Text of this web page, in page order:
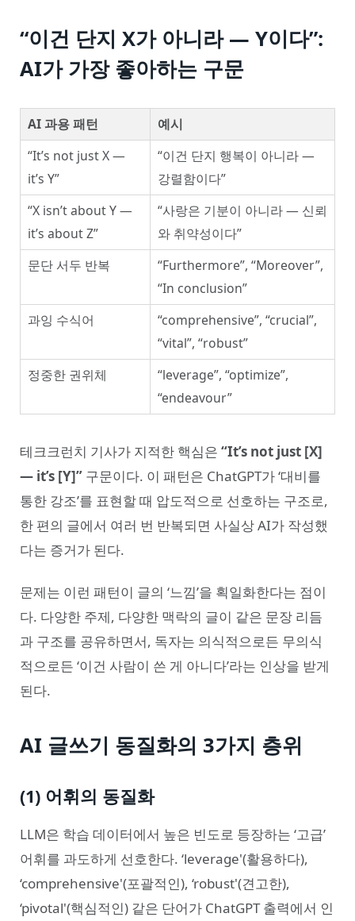
“이건 단지 X가 아니라 — Y이다”:
AI가 가장 좋아하는 구문
AI 과용 패턴
예시
“It’s not just X —
it’s Y”
“이건 단지 행복이 아니라 —
강렬함이다”
“X isn’t about Y —
it’s about Z”
“사랑은 기분이 아니라 — 신뢰
와 취약성이다”
문단 서두 반복
“Furthermore”, “Moreover”,
“In conclusion”
과잉 수식어
“comprehensive”, “crucial”,
“vital”, “robust”
정중한 권위체
“leverage”, “optimize”,
“endeavour”
테크크런치 기사가 지적한 핵심은 “It’s not just [X]
— it’s [Y]” 구문이다. 이 패턴은 ChatGPT가 ‘대비를
통한 강조’를 표현할 때 압도적으로 선호하는 구조로,
한 편의 글에서 여러 번 반복되면 사실상 AI가 작성했
다는 증거가 된다.
문제는 이런 패턴이 글의 ‘느낌’을 획일화한다는 점이
다. 다양한 주제, 다양한 맥락의 글이 같은 문장 리듬
과 구조를 공유하면서, 독자는 의식적으로든 무의식
적으로든 ‘이건 사람이 쓴 게 아니다’라는 인상을 받게
된다.
AI 글쓰기 동질화의 3가지 층위
(1) 어휘의 동질화
LLM은 학습 데이터에서 높은 빈도로 등장하는 ‘고급’
어휘를 과도하게 선호한다. ‘leverage'(활용하다),
‘comprehensive'(포괄적인), ‘robust'(견고한),
‘pivotal'(핵심적인) 같은 단어가 ChatGPT 출력에서 인